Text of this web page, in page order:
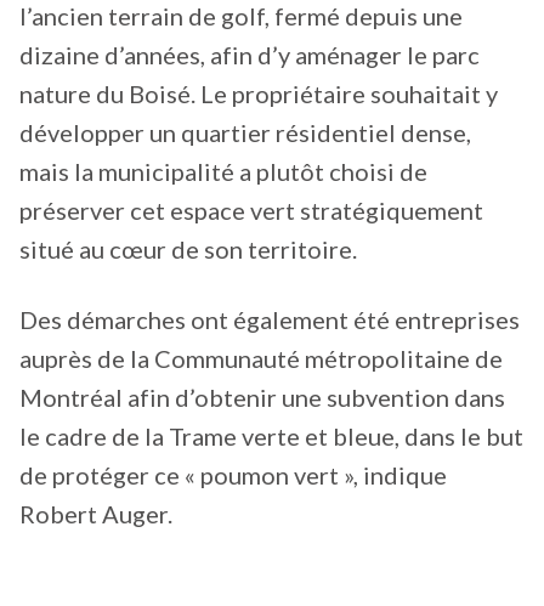
l’ancien terrain de golf, fermé depuis une
dizaine d’années, afin d’y aménager le parc
nature du Boisé. Le propriétaire souhaitait y
développer un quartier résidentiel dense,
mais la municipalité a plutôt choisi de
préserver cet espace vert stratégiquement
situé au cœur de son territoire.
Des démarches ont également été entreprises
auprès de la Communauté métropolitaine de
Montréal afin d’obtenir une subvention dans
le cadre de la Trame verte et bleue, dans le but
de protéger ce « poumon vert », indique
Robert Auger.